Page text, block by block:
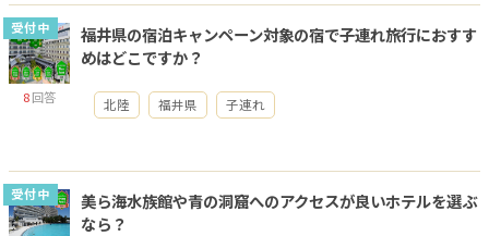
受付中
8回答
福井県の宿泊キャンペーン対象の宿で子連れ旅行におすす
めはどこですか？
北陸 福井県 子連れ
受付中
美ら海水族館や青の洞窟へのアクセスが良いホテルを選ぶ
なら？